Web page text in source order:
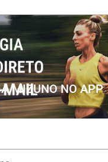
MIZUNO NO APP